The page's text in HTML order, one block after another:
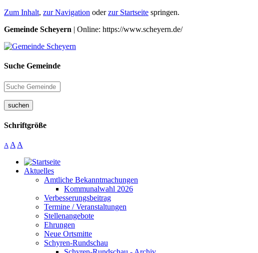
Zum Inhalt, zur Navigation oderzur Startseite springen.
Gemeinde Scheyern | Online: https://www.scheyern.de/
Suche Gemeinde
suchen
Schriftgröße
A A A
Aktuelles
Amtliche Bekanntmachungen
Kommunalwahl 2026
Verbesserungsbeitrag
Termine / Veranstaltungen
Stellenangebote
Ehrungen
Neue Ortsmitte
Schyren-Rundschau